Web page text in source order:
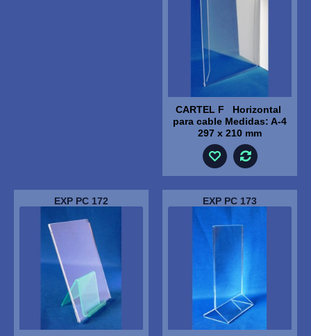
CARTEL F Horizontal
para cable Medidas: A-4
297 x 210 mm
EXP PC 172 EXP PC 173